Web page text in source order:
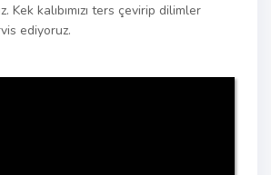
Kek kalıbımızı ters çevirip dilimler
ediyoruz.